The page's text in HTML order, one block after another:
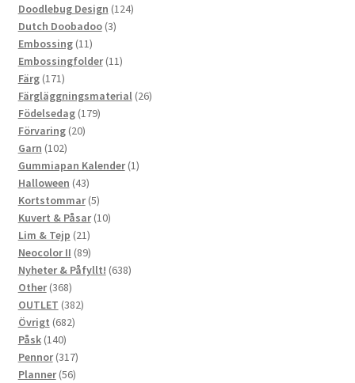
Doodlebug Design 124124
Dutch Doobadoo 33
Embossing 1111
produkter
Embossingfolder 1111
Färg 171171
produkter
Färgläggningsmaterial 2626
Födelsedag 179179
Förvaring 2020
Garn 102102
produkter
Gummiapan Kalender 11
Halloween 4343
produkter
Kortstommar 55
produkter
Kuvert & Påsar 1010
Lim & Tejp 2121
produkter
Neocolor II 8989
produkter
Nyheter & Påfyllt! 638638
Other 368368
produkter
OUTLET 382382
Övrigt 682682
Påsk 140140
produkter
Pennor 317317
produkter
Planner 5656